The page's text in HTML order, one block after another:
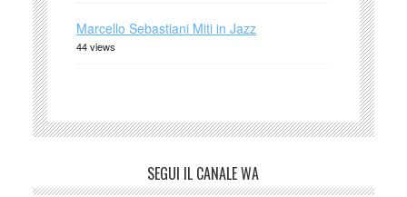
Marcello Sebastiani Miti in Jazz
44 views
SEGUI IL CANALE WA